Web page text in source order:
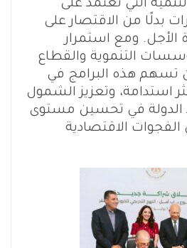
التي تعتمد على
بدلًا من الاقتصار على
ومع استمرار
التنموية والقطاع
تسهم هذه البرامج في
استدامة، وتعزيز الشمول
الدولة في تحسين مستوى
الاقتصادية